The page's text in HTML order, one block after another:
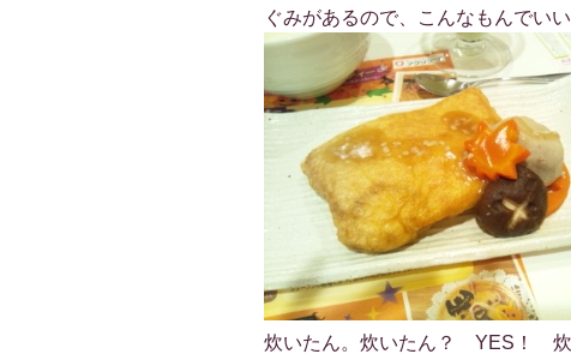
ぐみがあるので、こんなもんでい
炊いたん。炊いたん？ YES！ 炊